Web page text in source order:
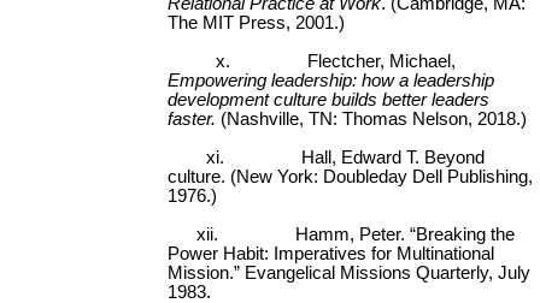
The MIT Press, 2001.)
x.
Flectcher, Michael,
Empowering leadership: how a leadership
development culture builds better leaders
faster. (Nashville, TN: Thomas Nelson, 2018.)
xi.
Hall, Edward T. Beyond
culture. (New York: Doubleday Dell Publishing,
1976.)
xii.
Hamm, Peter. “Breaking the
Power Habit: Imperatives for Multinational
Mission.” Evangelical Missions Quarterly, July
1983.